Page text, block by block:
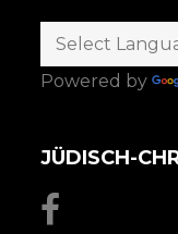
Powered by
JÜDISCH-